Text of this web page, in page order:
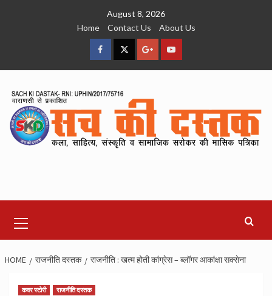
August 8, 2026
Home
Contact Us About Us
facebookTwitterGoogleYouTube
Menu
HOME राजनीति दस्तक राजनीति : खत्म होती कांग्रेस – ब्लॉगर आकांक्षा सक्सेना
कवर स्टोरी राजनीति दस्तक